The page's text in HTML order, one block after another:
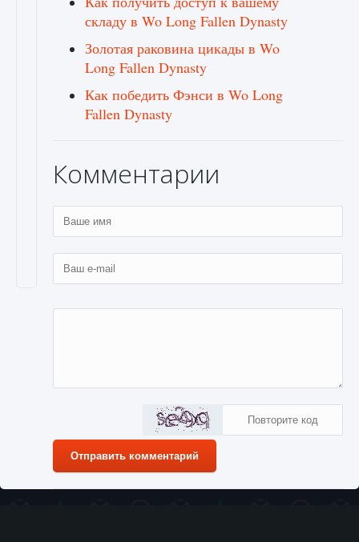
складу в Wo Long Fallen Dynasty
Золотая раковина цикады в Wo
Long Fallen Dynasty
Как победить Фэнси в Wo Long
Fallen Dynasty
Комментарии
Отправить комментарий